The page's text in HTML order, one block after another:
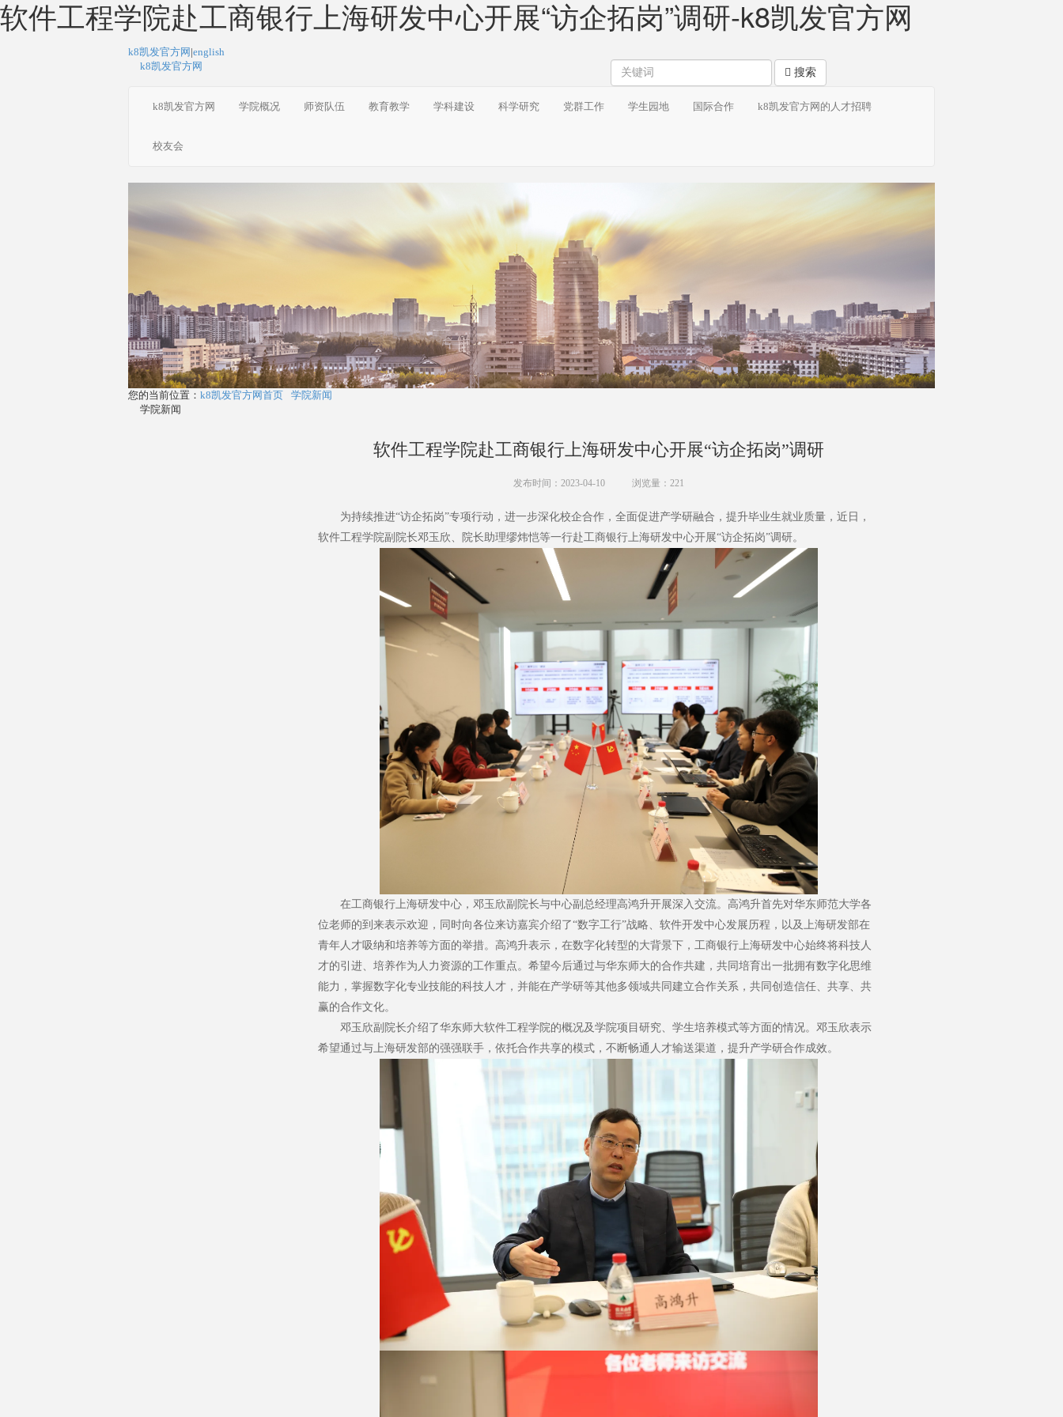
软件工程学院赴工商银行上海研发中心开展“访企拓岗”调研-k8凯发官方网
k8凯发官方网 |english
k8凯发官方网
搜
搜索
k8凯发官方网 学院概况 师资队伍 教育教学 学科建设 科学研究 党群工作 学生园地 国际合作 k8凯发官方网的人才招聘
校友会
您的当前位置： k8凯发官方网首页
学院新闻
学院新闻
软件工程学院赴工商银行上海研发中心开展“访企拓岗”调研
发布时间：2023-04-10 浏览量： 221
为持续推进“访企拓岗”专项行动，进一步深化校企合作，全面促进产学研融合，提升毕业生就业质量，近日，
软件工程学院副院长邓玉欣、院长助理缪炜恺等一行赴工商银行上海研发中心开展“访企拓岗”调研。
在工商银行上海研发中心，邓玉欣副院长与中心副总经理高鸿升开展深入交流。高鸿升首先对华东师范大学各
位老师的到来表示欢迎，同时向各位来访嘉宾介绍了“数字工行”战略、软件开发中心发展历程，以及上海研发部在
青年人才吸纳和培养等方面的举措。高鸿升表示，在数字化转型的大背景下，工商银行上海研发中心始终将科技人
才的引进、培养作为人力资源的工作重点。希望今后通过与华东师大的合作共建，共同培育出一批拥有数字化思维
能力，掌握数字化专业技能的科技人才，并能在产学研等其他多领域共同建立合作关系，共同创造信任、共享、共
赢的合作文化。
邓玉欣副院长介绍了华东师大软件工程学院的概况及学院项目研究、学生培养模式等方面的情况。邓玉欣表示
希望通过与上海研发部的强强联手，依托合作共享的模式，不断畅通人才输送渠道，提升产学研合作成效。